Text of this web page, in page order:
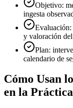
Objetivo:
ingesta
y valoración
Plan:
calendario de
Cómo Usan
en la